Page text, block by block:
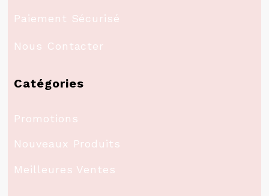
Paiement Sécurisé
Nous Contacter
Catégories
Promotions
Nouveaux Produits
Meilleures Ventes